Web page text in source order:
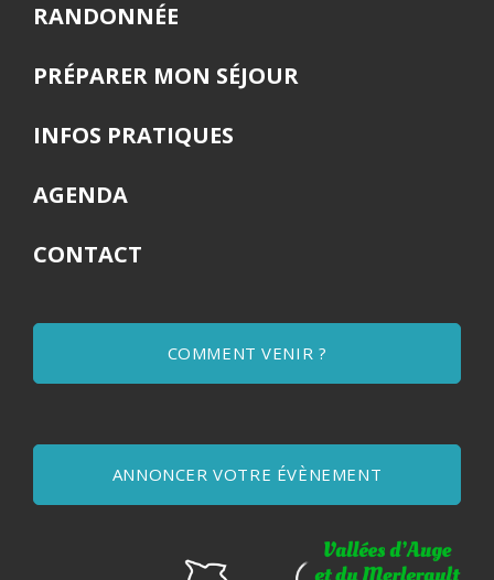
RANDONNÉE
PRÉPARER MON SÉJOUR
INFOS PRATIQUES
AGENDA
CONTACT
COMMENT VENIR ?
ANNONCER VOTRE ÉVÈNEMENT